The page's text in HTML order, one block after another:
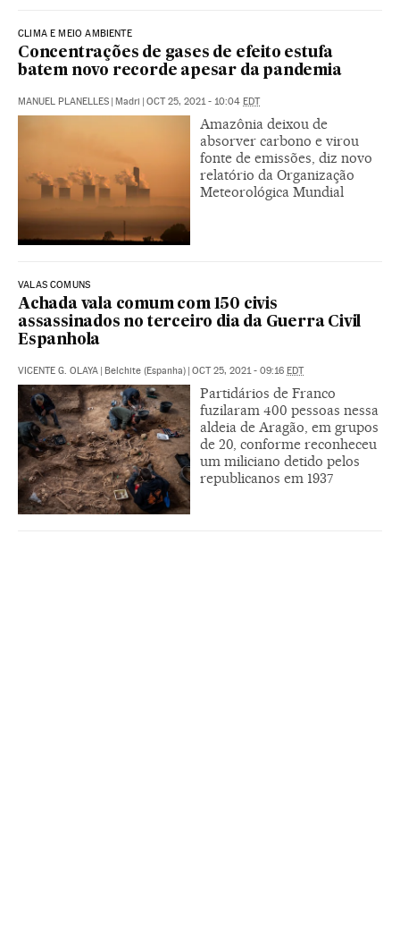
CLIMA E MEIO AMBIENTE
Concentrações de gases de efeito estufa
batem novo recorde apesar da pandemia
MANUEL PLANELLES | Madri | OCT 25, 2021 - 10:04 EDT
Amazônia deixou de
absorver carbono e virou
fonte de emissões, diz novo
relatório da Organização
Meteorológica Mundial
VALAS COMUNS
Achada vala comum com 150 civis
assassinados no terceiro dia da Guerra Civil
Espanhola
VICENTE G. OLAYA | Belchite (Espanha) | OCT 25, 2021 - 09:16 EDT
Partidários de Franco
fuzilaram 400 pessoas nessa
aldeia de Aragão, em grupos
de 20, conforme reconheceu
um miliciano detido pelos
republicanos em 1937